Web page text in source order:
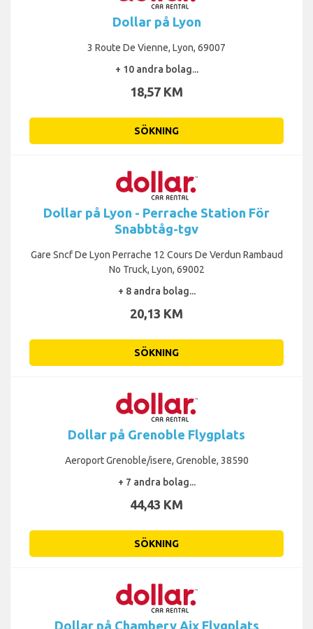
Dollar på Lyon
3 Route De Vienne, Lyon, 69007
+ 10 andra bolag...
18,57 KM
SÖKNING
Dollar på Lyon - Perrache Station För
Snabbtåg-tgv
Gare Sncf De Lyon Perrache 12 Cours De Verdun Rambaud
No Truck, Lyon, 69002
+ 8 andra bolag...
20,13 KM
SÖKNING
Dollar på Grenoble Flygplats
Aeroport Grenoble/isere, Grenoble, 38590
+ 7 andra bolag...
44,43 KM
SÖKNING
Dollar på Chambery Aix Flygplats